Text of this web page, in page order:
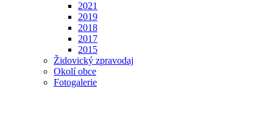
2021
2019
2018
2017
2015
Židovický zpravodaj
Okolí obce
Fotogalerie